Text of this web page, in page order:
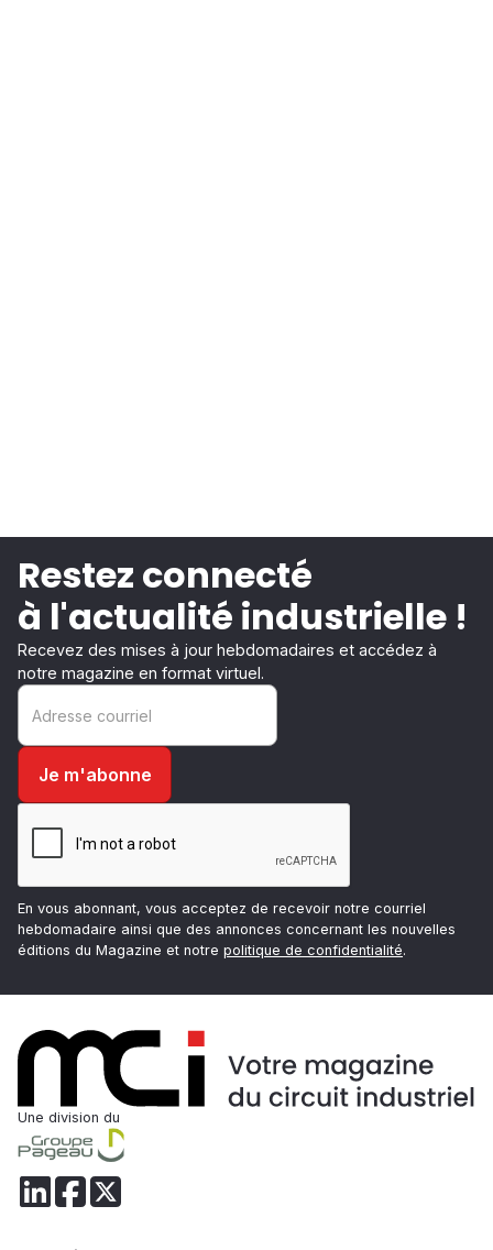
Restez connecté
à l'actualité industrielle !
Recevez des mises à jour hebdomadaires et accédez à
notre magazine en format virtuel.
En vous abonnant, vous acceptez de recevoir notre courriel
hebdomadaire ainsi que des annonces concernant les nouvelles
éditions du Magazine et notre politique de confidentialité.
Une division du